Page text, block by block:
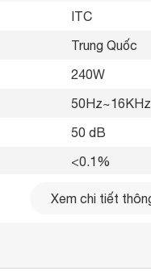
ITC
Trung Quốc
240W
50 dB
<0.1%
110V-230V
Xem chi tiết